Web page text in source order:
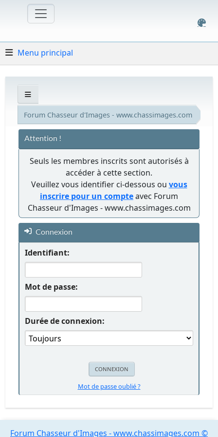
Menu principal
Forum Chasseur d'Images - www.chassimages.com
Attention !
Seuls les membres inscrits sont autorisés à
accéder à cette section.
Veuillez vous identifier ci-dessous ou vous
inscrire pour un compteavec Forum
Chasseur d'Images - www.chassimages.com
Connexion
Identifiant:
Mot de passe:
Durée de connexion:
Mot de passe oublié ?
Forum Chasseur d'Images - www.chassimages.com ©